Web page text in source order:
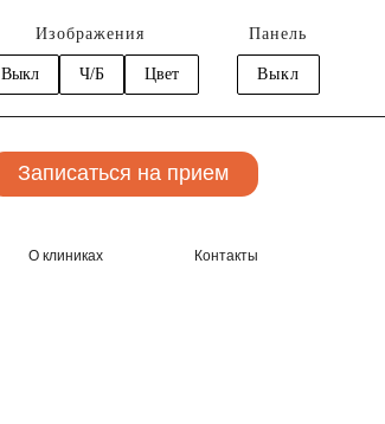
Изображения
Выкл Ч/Б Цвет
Панель
Выкл
Записаться на прием
О клиниках Контакты